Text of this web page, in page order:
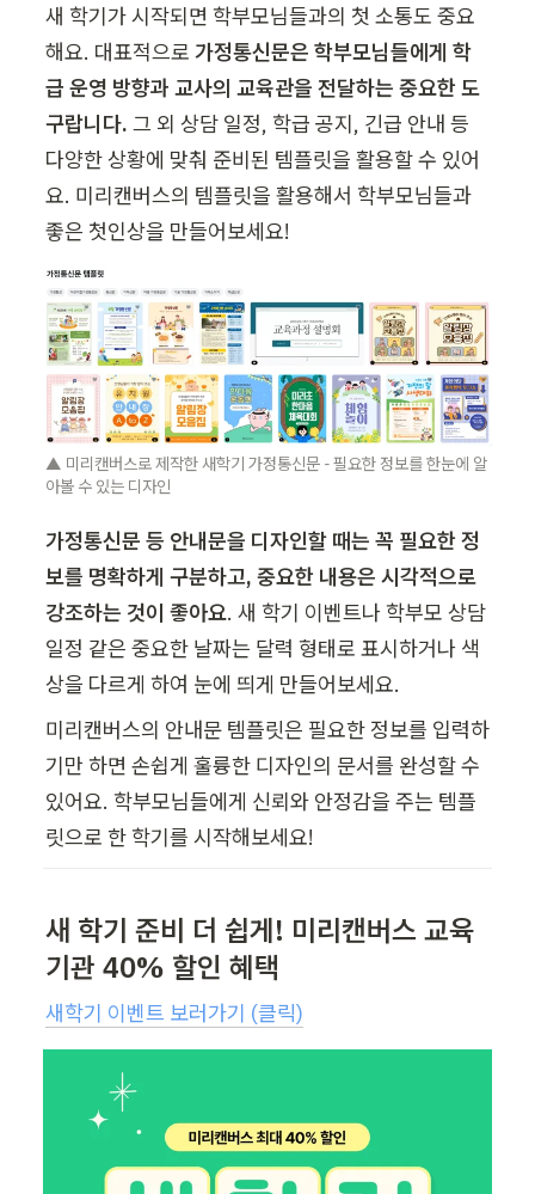
새 학기가 시작되면 학부모님들과의 첫 소통도 중요
해요. 대표적으로 가정통신문은 학부모님들에게 학
급 운영 방향과 교사의 교육관을 전달하는 중요한 도
구랍니다. 그 외 상담 일정, 학급 공지, 긴급 안내 등
다양한 상황에 맞춰 준비된 템플릿을 활용할 수 있어
요. 미리캔버스의 템플릿을 활용해서 학부모님들과
좋은 첫인상을 만들어보세요!
▲ 미리캔버스로 제작한 새학기 가정통신문 - 필요한 정보를 한눈에 알
아볼 수 있는 디자인
가정통신문 등 안내문을 디자인할 때는 꼭 필요한 정
보를 명확하게 구분하고, 중요한 내용은 시각적으로
강조하는 것이 좋아요. 새 학기 이벤트나 학부모 상담
일정 같은 중요한 날짜는 달력 형태로 표시하거나 색
상을 다르게 하여 눈에 띄게 만들어보세요.
미리캔버스의 안내문 템플릿은 필요한 정보를 입력하
기만 하면 손쉽게 훌륭한 디자인의 문서를 완성할 수
있어요. 학부모님들에게 신뢰와 안정감을 주는 템플
릿으로 한 학기를 시작해보세요!
새 학기 준비 더 쉽게! 미리캔버스 교육
기관 40% 할인 혜택
새학기 이벤트 보러가기 (클릭)